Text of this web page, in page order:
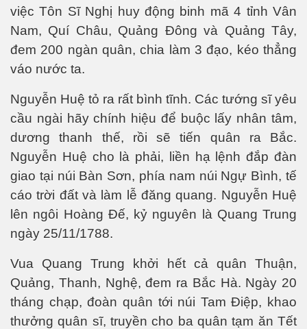
việc Tôn Sĩ Nghị huy động binh mã 4 tỉnh Vân
Nam, Quí Châu, Quảng Đông và Quảng Tây,
đem 200 ngàn quân, chia làm 3 đạo, kéo thẳng
váo nước ta.
Nguyễn Huệ tỏ ra rất bình tĩnh. Các tướng sĩ yêu
cầu ngài hãy chính hiệu để buộc lấy nhân tâm,
dương thanh thế, rồi sẽ tiến quân ra Bắc.
Nguyễn Huệ cho là phải, liền hạ lệnh đắp đàn
giao tại núi Bàn Sơn, phía nam núi Ngự Bình, tế
cáo trời đất và làm lễ đăng quang. Nguyễn Huệ
lên ngôi Hoàng Đế, kỷ nguyên là Quang Trung
ngày 25/11/1788.
Vua Quang Trung khởi hết cả quân Thuận,
Quảng, Thanh, Nghệ, đem ra Bắc Hà. Ngày 20
tháng chạp, đoàn quân tới núi Tam Điệp, khao
thưởng quân sĩ, truyền cho ba quân tạm ăn Tết
nghệ thực phẩm
tại và tương lai